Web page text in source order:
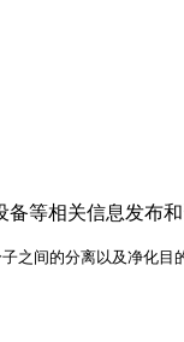
等相关信息发布
之间的分离以及净化目